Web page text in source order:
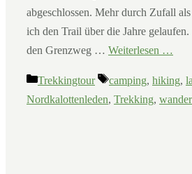
abgeschlossen. Mehr durch Zufall
ich den Trail über die Jahre
den Grenzweg … Weiterlesen …
Kategorien
Trekkingtour Schlagwörter
camping, hiking,
Nordkalottenleden, Trekking,